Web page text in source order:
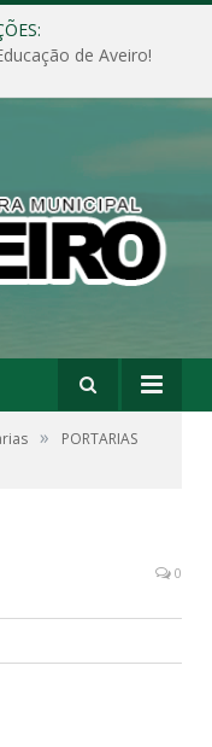
de Aveiro!
»
PORTARIAS
0